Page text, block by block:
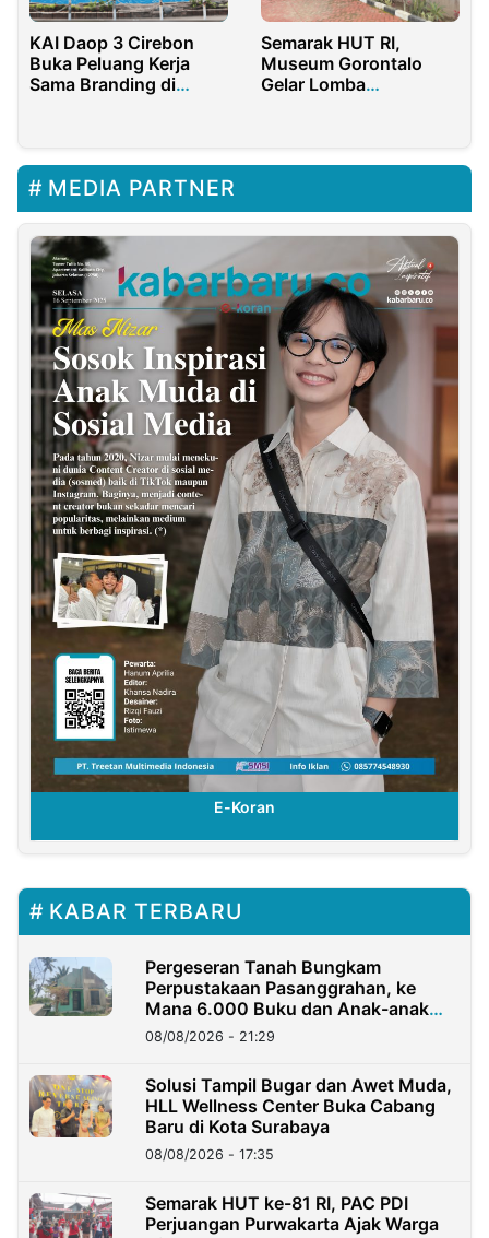
KAI Daop 3 Cirebon
Buka Peluang Kerja
Sama Branding di
Semarak HUT RI,
Museum Gorontalo
Gelar Lomba
MEDIA PARTNER
E-Koran
KABAR TERBARU
Pergeseran Tanah Bungkam
Perpustakaan Pasanggrahan, ke
Mana 6.000 Buku dan Anak-anak
Kini?
08/08/2026 - 21:29
Solusi Tampil Bugar dan Awet Muda,
HLL Wellness Center Buka Cabang
Baru di Kota Surabaya
08/08/2026 - 17:35
Semarak HUT ke-81 RI, PAC PDI
Perjuangan Purwakarta Ajak Warga